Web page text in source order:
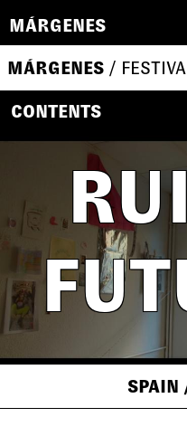
MÁRGENES
MÁRGENES /
CONTENTS
SPAIN